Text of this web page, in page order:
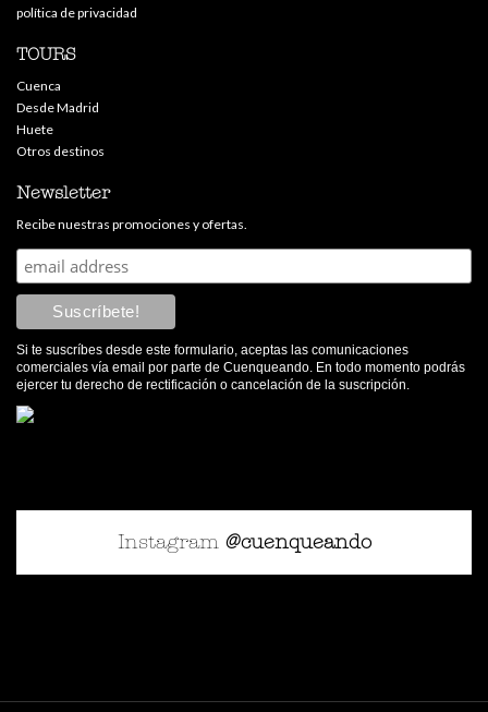
política de privacidad
TOURS
Cuenca
Desde Madrid
Huete
Otros destinos
Newsletter
Recibe nuestras promociones y ofertas.
Si te suscríbes desde este formulario, aceptas las comunicaciones
comerciales vía email por parte de Cuenqueando. En todo momento podrás
ejercer tu derecho de rectificación o cancelación de la suscripción.
Instagram @cuenqueando